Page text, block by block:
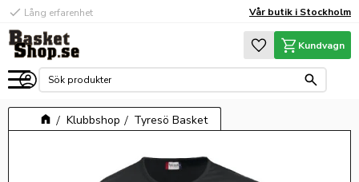
Meny
check Lång erfarenhet Vår butik i Stockholm
Favoriter
Kundvagn
Klubbshop Tyresö Basket